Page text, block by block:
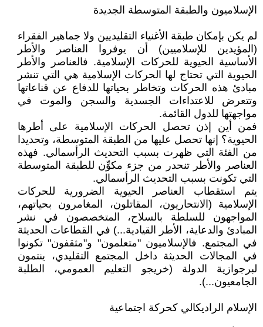
الإسلاميون والطبقة المتوسطة الجديدة
لم يكن بإمكان طبقة الأغنياء التقليديين ولا جماهير الفقراء
(المؤيدين للإسلاميين) أن يوفروا العناصر والأطر
الأساسية الحيوية للحركات الإسلامية. فالعناصر والأطر
الحيوية التي تحتاج لها الحركات الإسلامية هي التي تنشر
مبادئ هذه الحركات وتخاطر بحياتها للدفاع عن قناعاتها
وتتعرض للاعتداءات الجسدية والسجن والموت في
مواجهتها للدول القائمة.
فمن أين إذن تحصل الحركات الإسلامية على أطرها
الحيوية؟ إنها تحصل عليها من الطبقة المتوسطة، وتحديدا
من الفئة التي ظهرت بسبب التحديث الرأسمالي. فهذه
العناصر والأطر تنحدر من جزء مكوِّن للطبقة المتوسطة
التي تكونت بسبب التحديث الرأسمالي.
يتم استقطاب العناصر الحيوية الضرورية للحركات
الإسلامية (الانتحاريون، المقاتلون، المغامرون بحياتهم،
المواجهون للسلطة بالسلاح، المتخصصون في نشر
المبادئ والدعاية، الأطر القيادية...) في القطاعات الحديثة
في المجتمع. فالإسلاميون "متعلمون" و"مثقفون" تكونوا
في المجالات الحديثة داخل المجتمع التقليدي، ينتمون
لبرجوازية الدولة (خريجو التعليم العمومي، الطلبة
الجامعيون...).
الإسلام الراديكالي كحركة اجتماعية